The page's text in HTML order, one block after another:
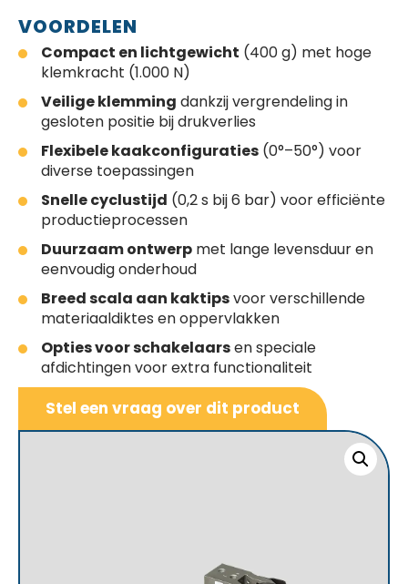
VOORDELEN
Compact en lichtgewicht (400 g) met hoge
klemkracht (1.000 N)
Veilige klemming dankzij vergrendeling in
gesloten positie bij drukverlies
Flexibele kaakconfiguraties (0°–50°) voor
diverse toepassingen
Snelle cyclustijd (0,2 s bij 6 bar) voor efficiënte
productieprocessen
Duurzaam ontwerp met lange levensduur en
eenvoudig onderhoud
Breed scala aan kaktipsvoor verschillende
materiaaldiktes en oppervlakken
Opties voor schakelaarsen speciale
afdichtingen voor extra functionaliteit
Stel een vraag over dit product